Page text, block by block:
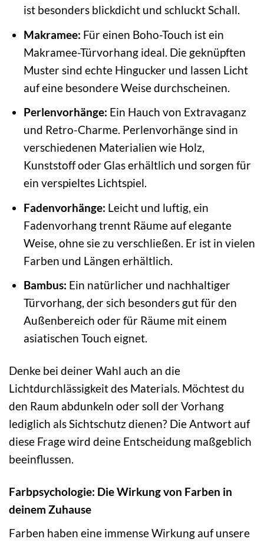
ist besonders blickdicht und schluckt Schall.
Makramee: Für einen Boho-Touch ist ein
Makramee-Türvorhang ideal. Die geknüpften
Muster sind echte Hingucker und lassen Licht
auf eine besondere Weise durchscheinen.
Perlenvorhänge: Ein Hauch von Extravaganz
und Retro-Charme. Perlenvorhänge sind in
verschiedenen Materialien wie Holz,
Kunststoff oder Glas erhältlich und sorgen für
ein verspieltes Lichtspiel.
Fadenvorhänge: Leicht und luftig, ein
Fadenvorhang trennt Räume auf elegante
Weise, ohne sie zu verschließen. Er ist in vielen
Farben und Längen erhältlich.
Bambus: Ein natürlicher und nachhaltiger
Türvorhang, der sich besonders gut für den
Außenbereich oder für Räume mit einem
asiatischen Touch eignet.
Denke bei deiner Wahl auch an die
Lichtdurchlässigkeit des Materials. Möchtest du
den Raum abdunkeln oder soll der Vorhang
lediglich als Sichtschutz dienen? Die Antwort auf
diese Frage wird deine Entscheidung maßgeblich
beeinflussen.
Farbpsychologie: Die Wirkung von Farben in
deinem Zuhause
Farben haben eine immense Wirkung auf unsere